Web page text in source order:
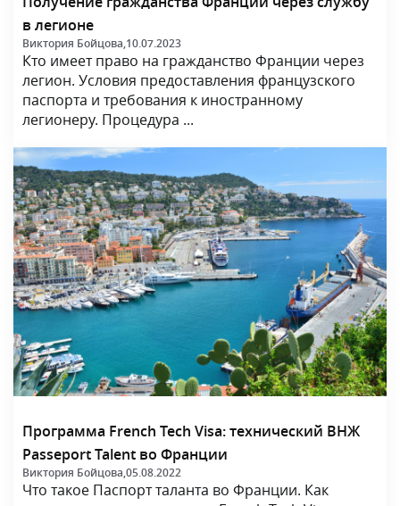
в легионе
Виктория Бойцова,10.07.2023
Кто имеет право на гражданство Франции через
легион. Условия предоставления французского
паспорта и требования к иностранному
легионеру. Процедура ...
Программа French Tech Visa: технический ВНЖ
Passeport Talent во Франции
Виктория Бойцова,05.08.2022
Что такое Паспорт таланта во Франции. Как